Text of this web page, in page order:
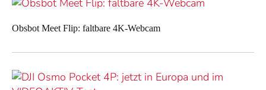
Obsbot Meet Flip: faltbare 4K-Webcam